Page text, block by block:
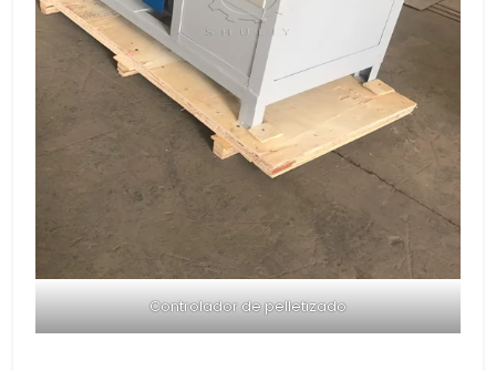
Controlador de pelletizado